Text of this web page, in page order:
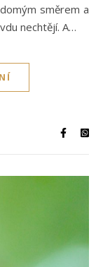
směrem a
nechtějí. A…